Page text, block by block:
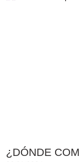
¿DÓNDE